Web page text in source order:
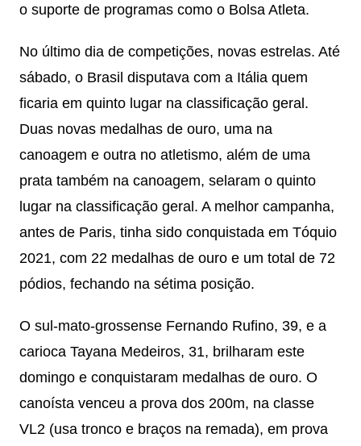
o suporte de programas como o Bolsa Atleta.
No último dia de competições, novas estrelas. Até
sábado, o Brasil disputava com a Itália quem
ficaria em quinto lugar na classificação geral.
Duas novas medalhas de ouro, uma na
canoagem e outra no atletismo, além de uma
prata também na canoagem, selaram o quinto
lugar na classificação geral. A melhor campanha,
antes de Paris, tinha sido conquistada em Tóquio
2021, com 22 medalhas de ouro e um total de 72
pódios, fechando na sétima posição.
O sul-mato-grossense Fernando Rufino, 39, e a
carioca Tayana Medeiros, 31, brilharam este
domingo e conquistaram medalhas de ouro. O
canoísta venceu a prova dos 200m, na classe
VL2 (usa tronco e braços na remada), em prova